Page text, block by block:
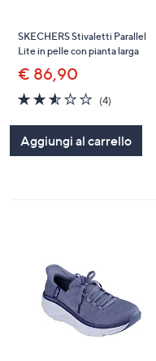
SKECHERS Stivaletti Parallel
Lite in pelle con pianta larga
€ 86,90
2.5
of
5
Stars
(4)
Aggiungi al carrello